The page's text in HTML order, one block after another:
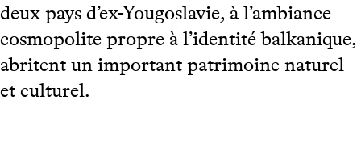
deux pays d’ex-Yougoslavie, à l’ambiance
cosmopolite propre à l’identité balkanique,
abritent un important patrimoine naturel
et culturel.